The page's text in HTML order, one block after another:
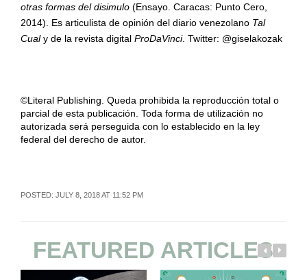
otras formas del disimulo(Ensayo. Caracas: Punto Cero,
2014). Es articulista de opinión del diario venezolano Tal
Cualy de la revista digital ProDaVinci. Twitter: @giselakozak
©Literal Publishing. Queda prohibida la reproducción total o
parcial de esta publicación. Toda forma de utilización no
autorizada será perseguida con lo establecido en la ley
federal del derecho de autor.
POSTED: JULY 8, 2018 AT 11:52 PM
FEATURED ARTICLES